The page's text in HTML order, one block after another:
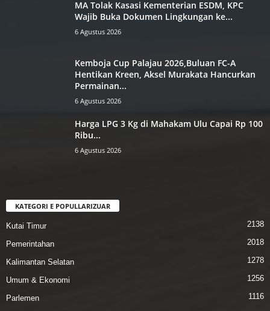
MA Tolak Kasasi Kementerian ESDM, KPC
Wajib Buka Dokumen Lingkungan ke...
6 Agustus 2026
Kemboja Cup Palajau 2026,‎Buluan FC-A
Hentikan Kreen,‎ Aksel Murakata Hancurkan
‎Permainan...
6 Agustus 2026
Harga LPG 3 Kg di Mahakam Ulu Capai Rp 100
Ribu...
6 Agustus 2026
KATEGORI E POPULLARIZUAR
Kutai Timur 2138
Pemerintahan 2018
Kalimantan Selatan 1278
Umum & Ekonomi 1256
Parlemen
1116